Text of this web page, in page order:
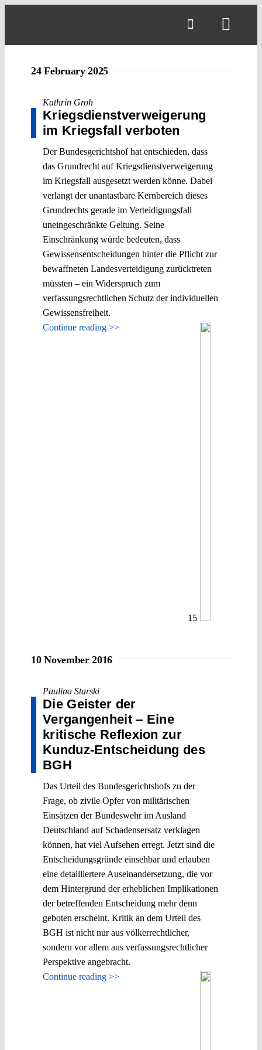
24 February 2025
Kathrin Groh
Kriegsdienstverweigerung
im Kriegsfall verboten
Der Bundesgerichtshof hat entschieden, dass
das Grundrecht auf Kriegsdienstverweigerung
im Kriegsfall ausgesetzt werden könne. Dabei
verlangt der unantastbare Kernbereich dieses
Grundrechts gerade im Verteidigungsfall
uneingeschränkte Geltung. Seine
Einschränkung würde bedeuten, dass
Gewissensentscheidungen hinter die Pflicht zur
bewaffneten Landesverteidigung zurücktreten
müssten – ein Widerspruch zum
verfassungsrechtlichen Schutz der individuellen
Gewissensfreiheit.
Continue reading >>
15
10 November 2016
Paulina Starski
Die Geister der
Vergangenheit ‒ Eine
kritische Reflexion zur
Kunduz-Entscheidung des
BGH
Das Urteil des Bundesgerichtshofs zu der
Frage, ob zivile Opfer von militärischen
Einsätzen der Bundeswehr im Ausland
Deutschland auf Schadensersatz verklagen
können, hat viel Aufsehen erregt. Jetzt sind die
Entscheidungsgründe einsehbar und erlauben
eine detailliertere Auseinandersetzung, die vor
dem Hintergrund der erheblichen Implikationen
der betreffenden Entscheidung mehr denn
geboten erscheint. Kritik an dem Urteil des
BGH ist nicht nur aus völkerrechtlicher,
sondern vor allem aus verfassungsrechtlicher
Perspektive angebracht.
Continue reading >>